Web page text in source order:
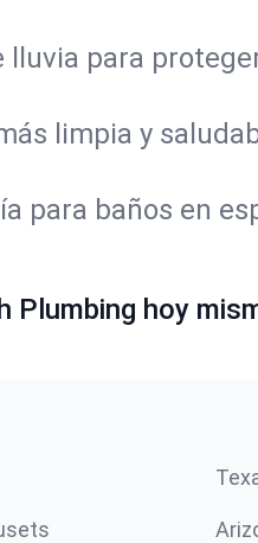
lluvia para
limpia y
para baños en
Plumbing hoy